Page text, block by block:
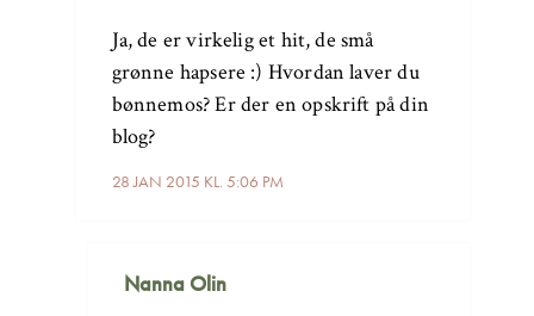
28 JAN 2015 KL. 5:06 PM
Ja, de er virkelig et hit, de små
grønne hapsere :) Hvordan laver du
bønnemos? Er der en opskrift på din
blog?
Nanna Olin